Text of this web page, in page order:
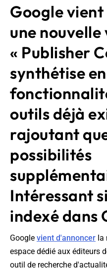
Google
une nouvelle
« Publisher
synthétise
outils déjà
rajoutant
possibilités
Intéressant
indexé dans
Google vient d'annoncer la
espace dédié aux éditeurs
outil de recherche